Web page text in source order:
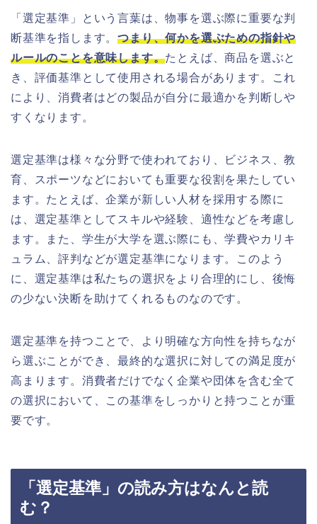
「選定基準」という言葉は、物事を選ぶ際に重要な判
断基準を指します。つまり、何かを選ぶための指針や
ルールのことを意味します。たとえば、商品を選ぶと
き、評価基準として使用される場合があります。これ
により、消費者はどの製品が自分に最適かを判断しや
すくなります。
選定基準は様々な分野で使われており、ビジネス、教
育、スポーツなどにおいても重要な役割を果たしてい
ます。たとえば、企業が新しい人材を採用する際に
は、選定基準としてスキルや経験、適性などを考慮し
ます。また、学生が大学を選ぶ際にも、学費やカリキ
ュラム、評判などが選定基準になります。このよう
に、選定基準は私たちの選択をより合理的にし、後悔
の少ない決断を助けてくれるものなのです。
選定基準を持つことで、より明確な方向性を持ちなが
ら選ぶことができ、最終的な選択に対しての満足度が
高まります。消費者だけでなく企業や団体を含む全て
の選択において、この基準をしっかりと持つことが重
要です。
「選定基準」の読み方はなんと読
む？